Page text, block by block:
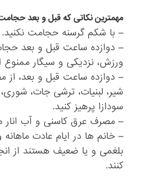
مهمترین نکاتی که قبل و بعد
– با شکم گرسنه حجامت نکنید.
– دوازده ساعت قبل و بعد
ورزش، نزدیکی و سیگار
– دوازده ساعت قبل و بعد،
شیر، لبنیات، ترشی جات،
سودازا پرهیز کنید.
– مصرف عرق کاسنی و آب
– خانم ها در ایام عادت ماهانه
بلغمی و یا ضعیف هستند از
کنند.